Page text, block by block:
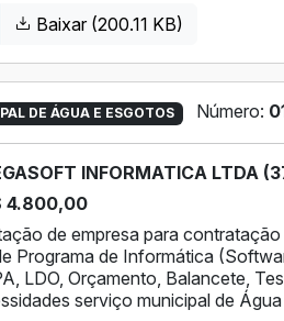
Baixar (200.11 KB)
DE ÁGUA E ESGOTOS Número:
INFORMATICA LTDA
4.800,00
de empresa para
Programa de Informática
LDO, Orçamento, Balancete,
serviço municipal de